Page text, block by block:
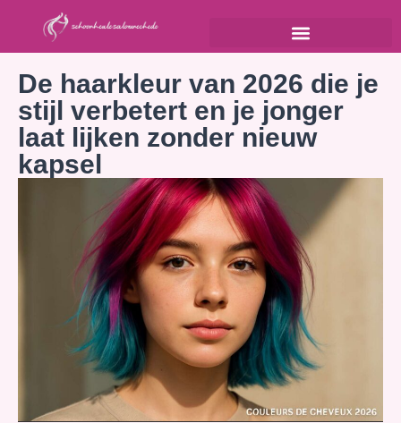
De haarkleur van 2026 die je
stijl verbetert en je jonger
laat lijken zonder nieuw
kapsel